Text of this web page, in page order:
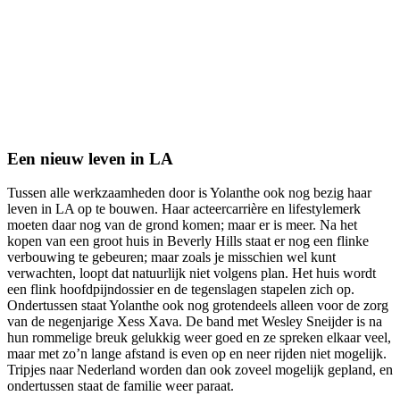
Een nieuw leven in LA
Tussen alle werkzaamheden door is Yolanthe ook nog bezig haar
leven in LA op te bouwen. Haar acteercarrière en lifestylemerk
moeten daar nog van de grond komen; maar er is meer. Na het
kopen van een groot huis in Beverly Hills staat er nog een flinke
verbouwing te gebeuren; maar zoals je misschien wel kunt
verwachten, loopt dat natuurlijk niet volgens plan. Het huis wordt
een flink hoofdpijndossier en de tegenslagen stapelen zich op.
Ondertussen staat Yolanthe ook nog grotendeels alleen voor de zorg
van de negenjarige Xess Xava. De band met Wesley Sneijder is na
hun rommelige breuk gelukkig weer goed en ze spreken elkaar veel,
maar met zo’n lange afstand is even op en neer rijden niet mogelijk.
Tripjes naar Nederland worden dan ook zoveel mogelijk gepland, en
ondertussen staat de familie weer paraat.